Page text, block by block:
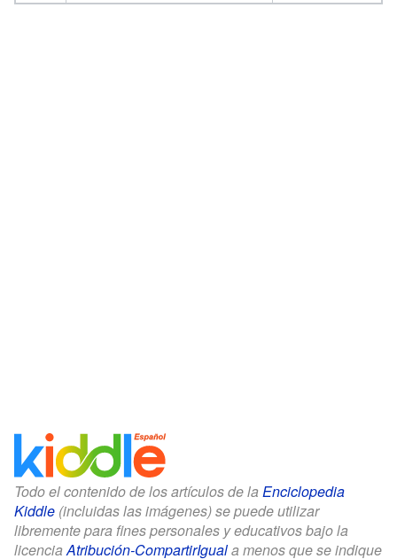
Todo el contenido de los artículos de la Enciclopedia
Kiddle (incluidas las imágenes) se puede utilizar
libremente para fines personales y educativos bajo la
licenciaAtribución-CompartirIguala menos que se indique